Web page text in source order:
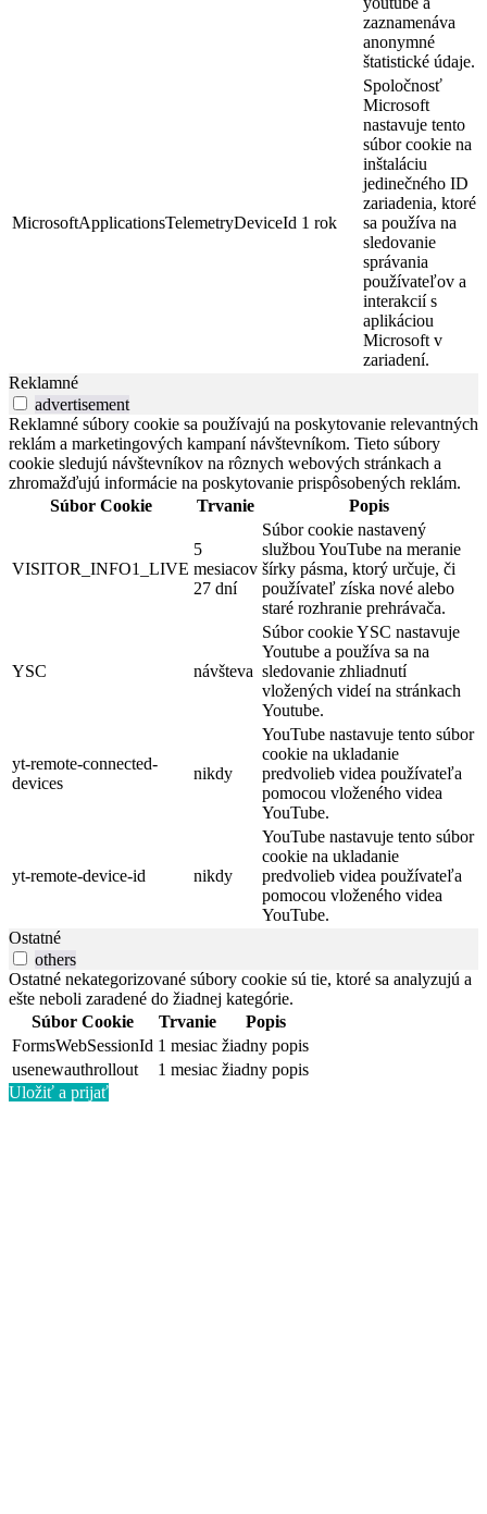
zaznamenáva
anonymné
štatistické údaje.
MicrosoftApplicationsTelemetryDeviceId 1 rok
Spoločnosť
Microsoft
nastavuje tento
súbor cookie na
inštaláciu
jedinečného ID
zariadenia, ktoré
sa používa na
sledovanie
správania
používateľov a
interakcií s
aplikáciou
Microsoft v
zariadení.
Reklamné
advertisement
Reklamné súbory cookie sa používajú na poskytovanie relevantných
reklám a marketingových kampaní návštevníkom. Tieto súbory
cookie sledujú návštevníkov na rôznych webových stránkach a
zhromažďujú informácie na poskytovanie prispôsobených reklám.
Súbor Cookie
Trvanie Popis
VISITOR_INFO1_LIVE
5
mesiacov
27 dní
Súbor cookie nastavený
službou YouTube na meranie
šírky pásma, ktorý určuje, či
používateľ získa nové alebo
staré rozhranie prehrávača.
YSC návšteva
Súbor cookie YSC nastavuje
Youtube a používa sa na
sledovanie zhliadnutí
vložených videí na stránkach
Youtube.
yt-remote-connected-
devices
nikdy
YouTube nastavuje tento súbor
cookie na ukladanie
predvolieb videa používateľa
pomocou vloženého videa
YouTube.
yt-remote-device-id nikdy
YouTube nastavuje tento súbor
cookie na ukladanie
predvolieb videa používateľa
pomocou vloženého videa
YouTube.
Ostatné
others
Ostatné nekategorizované súbory cookie sú tie, ktoré sa analyzujú a
ešte neboli zaradené do žiadnej kategórie.
Súbor Cookie
Trvanie
Popis
FormsWebSessionId 1 mesiac žiadny popis
usenewauthrollout
1 mesiac žiadny popis
Uložiť a prijať